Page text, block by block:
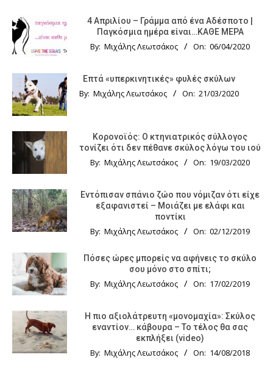
4 Απριλίου – Γράμμα από ένα Αδέσποτο |
Παγκόσμια ημέρα είναι…ΚΑΘΕ ΜΕΡΑ
By: Μιχάλης Λεωτσάκος On: 06/04/2020
Επτά «υπερκινητικές» φυλές σκύλων
By: Μιχάλης Λεωτσάκος On: 21/03/2020
Κορονοϊός: Ο κτηνιατρικός σύλλογος
τονίζει ότι δεν πέθανε σκύλος λόγω του ιού
By: Μιχάλης Λεωτσάκος On: 19/03/2020
Εντόπισαν σπάνιο ζώο που νόμιζαν ότι είχε
εξαφανιστεί – Μοιάζει με ελάφι και
ποντίκι
By: Μιχάλης Λεωτσάκος On: 02/12/2019
Πόσες ώρες μπορείς να αφήνεις το σκύλο
σου μόνο στο σπίτι;
By: Μιχάλης Λεωτσάκος On: 17/02/2019
Η πιο αξιολάτρευτη «μονομαχία»: Σκύλος
εναντίον… κάβουρα – Το τέλος θα σας
εκπλήξει (video)
By: Μιχάλης Λεωτσάκος On: 14/08/2018